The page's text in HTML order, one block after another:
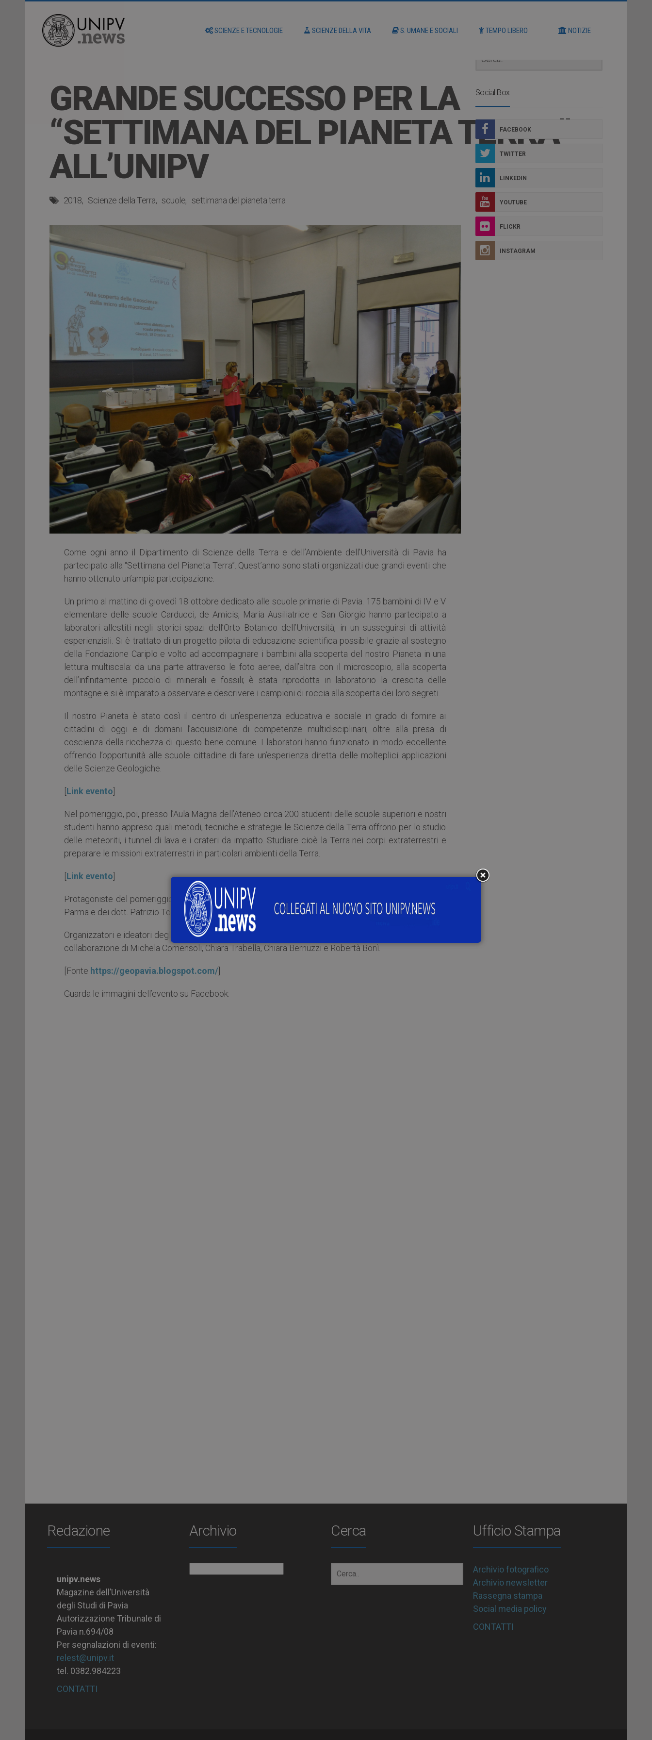
SCIENZE E TECNOLOGIE SCIENZE DELLA VITA S. UMANE E SOCIALI TEMPO LIBERO NOTIZIE
GRANDE SUCCESSO PER LA
“SETTIMANA DEL PIANETA TERRA”
ALL’UNIPV
2018 Scienze della Terra scuole settimana del pianeta terra
Come ogni anno il Dipartimento di Scienze della Terra e dell’Ambiente dell’Università di Pavia ha
partecipato alla “Settimana del Pianeta Terra”. Quest’anno sono stati organizzati due grandi eventi che
hanno ottenuto un’ampia partecipazione.
Un primo al mattino di giovedì 18 ottobre dedicato alle scuole primarie di Pavia. 175 bambini di IV e V
elementare delle scuole Carducci, de Amicis, Maria Ausiliatrice e San Giorgio hanno partecipato a
laboratori allestiti negli storici spazi dell’Orto Botanico dell’Università, in un susseguirsi di attività
esperienziali. Si è trattato di un progetto pilota di educazione scientifica possibile grazie al sostegno
della Fondazione Cariplo e volto ad accompagnare i bambini alla scoperta del nostro Pianeta in una
lettura multiscala: da una parte attraverso le foto aeree, dall’altra con il microscopio, alla scoperta
dell’infinitamente piccolo di minerali e fossili; è stata riprodotta in laboratorio la crescita delle
montagne e si è imparato a osservare e descrivere i campioni di roccia alla scoperta dei loro segreti.
Il nostro Pianeta è stato così il centro di un’esperienza educativa e sociale in grado di fornire ai
cittadini di oggi e di domani l’acquisizione di competenze multidisciplinari, oltre alla presa di
coscienza della ricchezza di questo bene comune. I laboratori hanno funzionato in modo eccellente
offrendo l’opportunità alle scuole cittadine di fare un’esperienza diretta delle molteplici applicazioni
delle Scienze Geologiche.
[Link evento]
Nel pomeriggio, poi, presso l’Aula Magna dell’Ateneo circa 200 studenti delle scuole superiori e nostri
studenti hanno appreso quali metodi, tecniche e strategie le Scienze della Terra offrono per lo studio
delle meteoriti, i tunnel di lava e i crateri da impatto. Studiare cioè la Terra nei corpi extraterrestri e
preparare le missioni extraterrestri in particolari ambienti della Terra.
[Link evento]
Protagoniste del pomeriggio le coinvolgenti presentazioni del dott. Davide Persico dell’Università di
Parma e dei dott. Patrizio Torrese e Mara Murri dell’Università di Pavia.
Organizzatori e ideatori degli eventi: Claudia Lupi, Silvio Seno e Patrizio Torrese con l’attiva e proficua
collaborazione di Michela Comensoli, Chiara Trabella, Chiara Bernuzzi e Robertà Bonì.
[Fonte https://geopavia.blogspot.com/]
Guarda le immagini dell’evento su Facebook:
Social Box
FACEBOOK
TWITTER
LINKEDIN
YOUTUBE
FLICKR
INSTAGRAM
Redazione
unipv.news
Magazine dell’Università
degli Studi di Pavia
Autorizzazione Tribunale di
Pavia n.694/08
Per segnalazioni di eventi:
relest@unipv.it
tel. 0382.984223
CONTATTI
Archivio Cerca Ufficio Stampa
Archivio fotografico
Archivio newsletter
Rassegna stampa
Social media policy
CONTATTI